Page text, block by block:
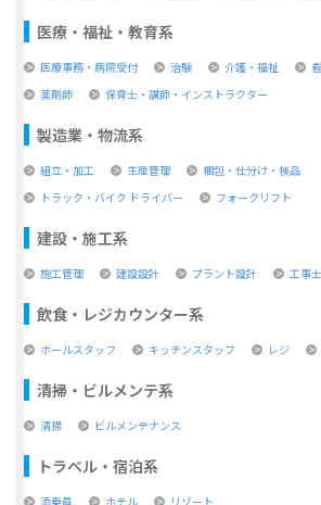
医療・福祉・教育系
医療事務・病院受付 治験 介護・福祉
薬剤師
保育士・講師・インストラクター
製造業・物流系
組立・加工 生産管理
梱包・仕分け・検品
トラック・バイク ドライバー
フォークリフト
建設・施工系
施工管理 建設設計 プラント設計 工事士
飲食・レジカウンター系
ホールスタッフ キッチンスタッフ レジ
清掃・ビルメンテ系
清掃 ビルメンテナンス
トラベル・宿泊系
添乗員 ホテル リゾート